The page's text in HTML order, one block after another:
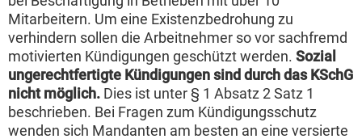
Mitarbeitern. Um eine Existenzbedrohung zu
verhindern sollen die Arbeitnehmer so vor sachfremd
motivierten Kündigungen geschützt werden. Sozial
ungerechtfertigte Kündigungen sind durch das KSchG
nicht möglich. Dies ist unter § 1 Absatz 2 Satz 1
beschrieben. Bei Fragen zum Kündigungsschutz
wenden sich Mandanten am besten an eine versierte